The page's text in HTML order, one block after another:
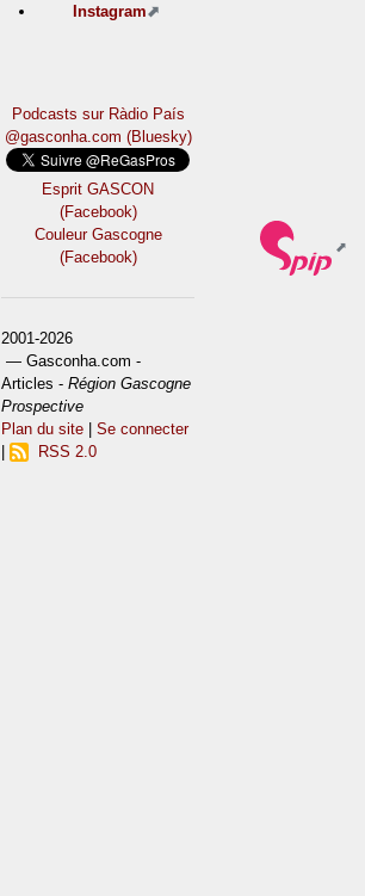
Instagram
Podcasts sur Ràdio País
@gasconha.com (Bluesky)
Esprit GASCON
(Facebook)
Couleur Gascogne
(Facebook)
2001-2026
— Gasconha.com -
Articles -Région Gascogne
Prospective
Plan du site |Se connecter
RSS 2.0